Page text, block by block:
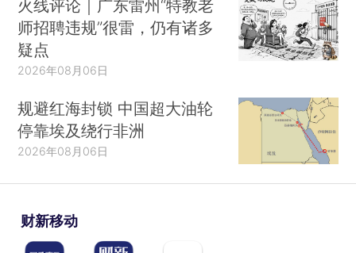
火线评论｜广东雷州“特教老
师招聘违规”很雷，仍有诸多
疑点
2026年08月06日
规避红海封锁 中国超大油轮
停靠埃及绕行非洲
2026年08月06日
财新移动